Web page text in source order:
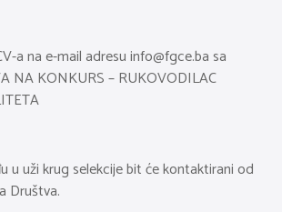
a na e-mail adresuinfo@fgce.ba sa
NA KONKURS – RUKOVODILAC
u uži krug selekcije bit će kontaktirani od
Društva.